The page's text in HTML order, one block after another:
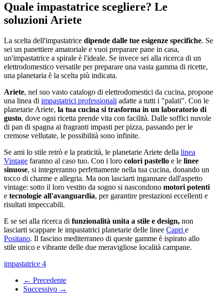
Quale impastatrice scegliere? Le
soluzioni Ariete
La scelta dell'impastatrice dipende dalle tue esigenze specifiche. Se
sei un panettiere amatoriale e vuoi preparare pane in casa,
un'impastatrice a spirale è l'ideale. Se invece sei alla ricerca di un
elettrodomestico versatile per preparare una vasta gamma di ricette,
una planetaria è la scelta più indicata.
Ariete, nel suo vasto catalogo di elettrodomestici da cucina, propone
una linea di impastatrici professionali adatte a tutti i "palati". Con le
planetarie Ariete, la tua cucina si trasforma in un laboratorio di
gusto, dove ogni ricetta prende vita con facilità. Dalle soffici nuvole
di pan di spagna ai fragranti impasti per pizza, passando per le
cremose vellutate, le possibilità sono infinite.
Se ami lo stile retrò e la praticità, le planetarie Ariete della linea
Vintage faranno al caso tuo. Con i loro colori pastello e le linee
sinuose, si integreranno perfettamente nella tua cucina, donando un
tocco di charme e allegria. Ma non lasciarti ingannare dall'aspetto
vintage: sotto il loro vestito da sogno si nascondono motori potenti
e tecnologie all'avanguardia, per garantire prestazioni eccellenti e
risultati impeccabili.
E se sei alla ricerca di funzionalità unita a stile e design, non
lasciarti scappare le impastatrici planetarie delle linee Capri e
Positano. Il fascino mediterraneo di queste gamme è ispirato allo
stile unico e vibrante delle due meravigliose località campane.
impastatrice 4
← Precedente
Successivo →